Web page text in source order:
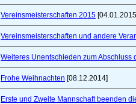
Vereinsmeisterschaften 2015
Vereinsmeisterschaften und andere
Weiteres Unentschieden zum Abschluss
Frohe Weihnachten [08.12.2014]
Erste und Zweite Mannschaft beenden